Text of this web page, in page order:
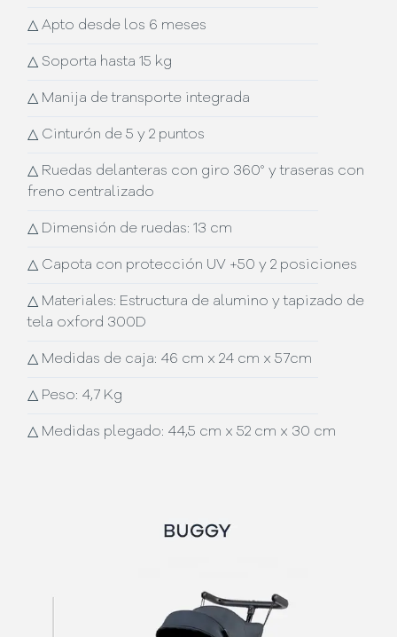
△Apto desde los 6 meses
△ Soporta hasta 15 kg
△ Manija de transporte integrada
△ Cinturón de 5 y 2 puntos
△ Ruedas delanteras con giro 360° y traseras con
freno centralizado
△ Dimensión de ruedas: 13 cm
△ Capota con protección UV +50 y 2 posiciones
△ Materiales: Estructura de alumino y tapizado de
tela oxford 300D
△ Medidas de caja: 46 cm x 24 cm x 57cm
△ Peso: 4,7 Kg
△ Medidas plegado: 44,5 cm x 52 cm x 30 cm